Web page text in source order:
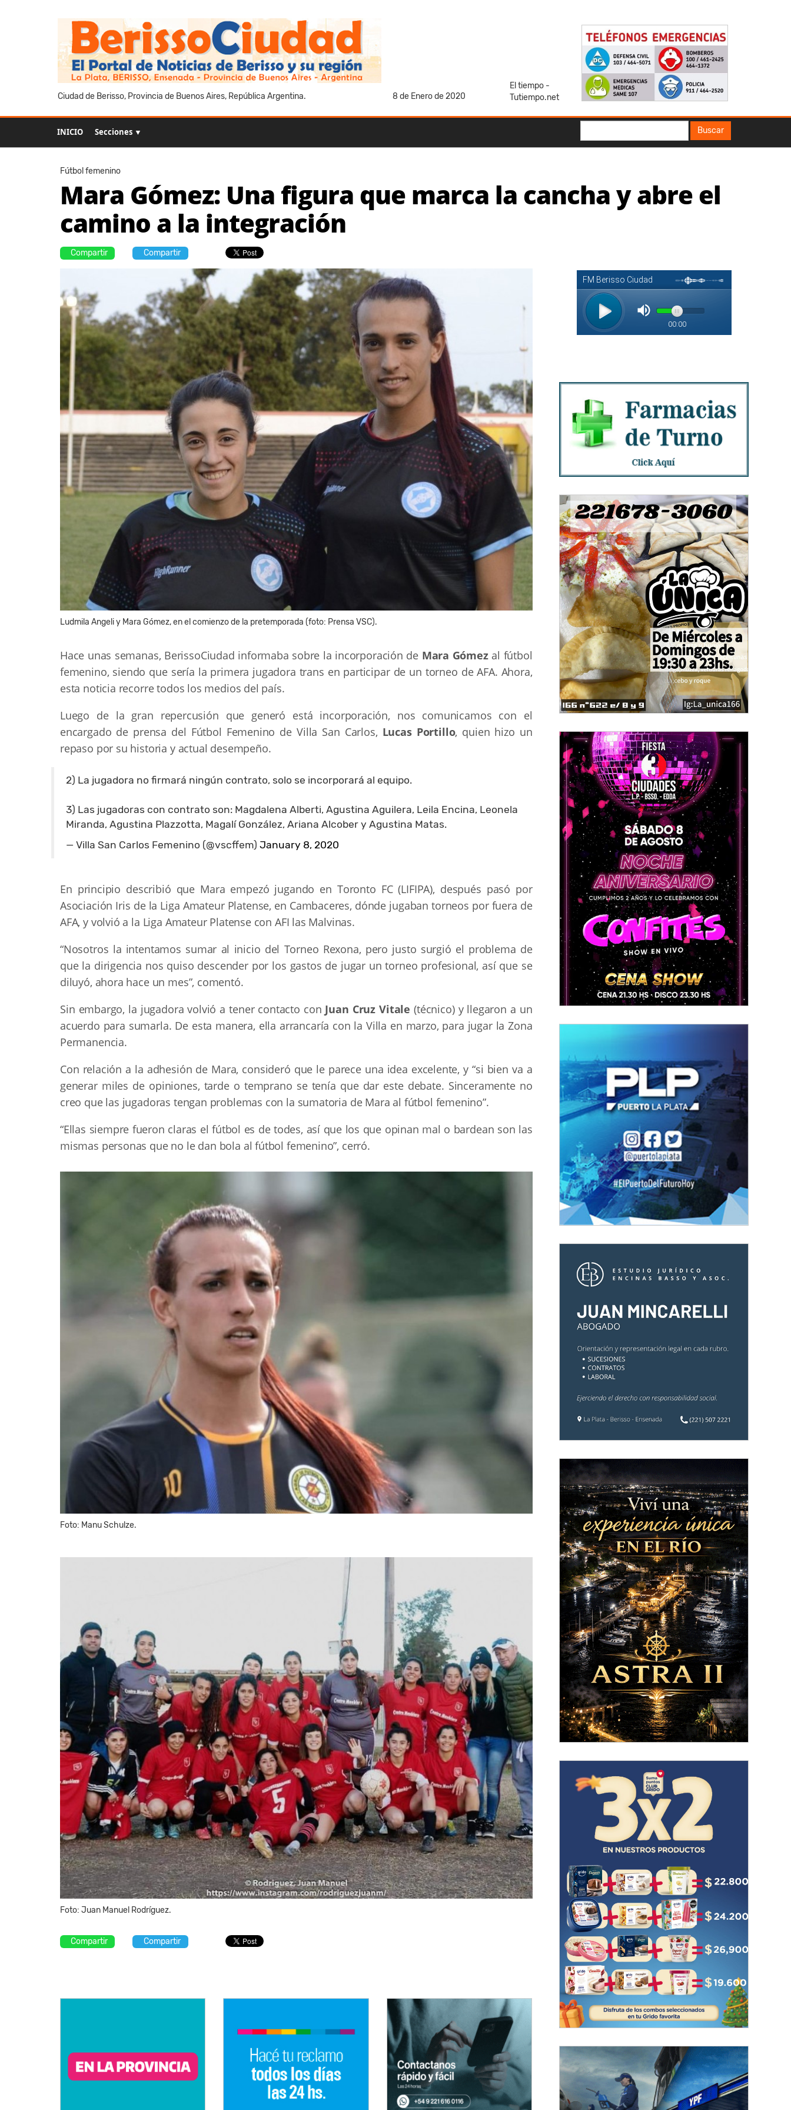
Ciudad de Berisso, Provincia de Buenos Aires, República Argentina. 8 de Enero de 2020
El tiempo -
Tutiempo.net
INICIO Secciones ▼ Buscar
Fútbol femenino
Mara Gómez: Una figura que marca la cancha y abre el
camino a la integración
Compartir Compartir
Ludmila Angeli y Mara Gómez, en el comienzo de la pretemporada (foto: Prensa VSC).
Hace unas semanas, BerissoCiudad informaba sobre la incorporación de Mara Gómezal fútbol
femenino, siendo que sería la primera jugadora trans en participar de un torneo de AFA. Ahora,
esta noticia recorre todos los medios del país.
Luego de la gran repercusión que generó está incorporación, nos comunicamos con el
encargado de prensa del Fútbol Femenino de Villa San Carlos, Lucas Portillo, quien hizo un
repaso por su historia y actual desempeño.
2) La jugadora no firmará ningún contrato, solo se incorporará al equipo.
3) Las jugadoras con contrato son: Magdalena Alberti, Agustina Aguilera, Leila Encina, Leonela
Miranda, Agustina Plazzotta, Magalí González, Ariana Alcober y Agustina Matas.
— Villa San Carlos Femenino (@vscffem) January 8, 2020
En principio describió que Mara empezó jugando en Toronto FC (LIFIPA), después pasó por
Asociación Iris de la Liga Amateur Platense, en Cambaceres, dónde jugaban torneos por fuera de
AFA, y volvió a la Liga Amateur Platense con AFI las Malvinas.
“Nosotros la intentamos sumar al inicio del Torneo Rexona, pero justo surgió el problema de
que la dirigencia nos quiso descender por los gastos de jugar un torneo profesional, así que se
diluyó, ahora hace un mes”, comentó.
Sin embargo, la jugadora volvió a tener contacto con Juan Cruz Vitale (técnico) y llegaron a un
acuerdo para sumarla. De esta manera, ella arrancaría con la Villa en marzo, para jugar la Zona
Permanencia.
Con relación a la adhesión de Mara, consideró que le parece una idea excelente, y “si bien va a
generar miles de opiniones, tarde o temprano se tenía que dar este debate. Sinceramente no
creo que las jugadoras tengan problemas con la sumatoria de Mara al fútbol femenino”.
“Ellas siempre fueron claras el fútbol es de todes, así que los que opinan mal o bardean son las
mismas personas que no le dan bola al fútbol femenino”, cerró.
Foto: Manu Schulze.
Foto: Juan Manuel Rodríguez.
Compartir Compartir